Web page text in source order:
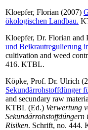
Kloepfer, Florian (2007)
ökologischen Landbau.
Kloepfer, Dr. Florian and
und Beikrautregulierung
cultivation and weed
416. KTBL.
Köpke, Prof. Dr. Ulrich
Sekundärrohstoffdünger
and secundary raw
KTBL (Ed.) Verwertung
Risiken. Schrift, no. 444.